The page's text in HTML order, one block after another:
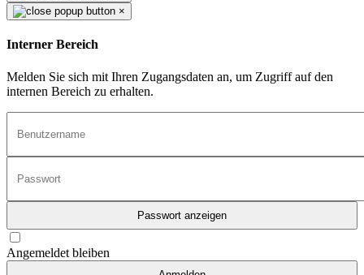
×
Interner Bereich
Melden Sie sich mit Ihren Zugangsdaten an, um Zugriff auf den
internen Bereich zu erhalten.
Passwort anzeigen
Angemeldet bleiben